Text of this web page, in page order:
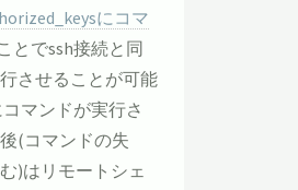
にコマ
とでssh接続と同
させることが可能
マンドが実行さ
(コマンドの失
)はリモートシェ